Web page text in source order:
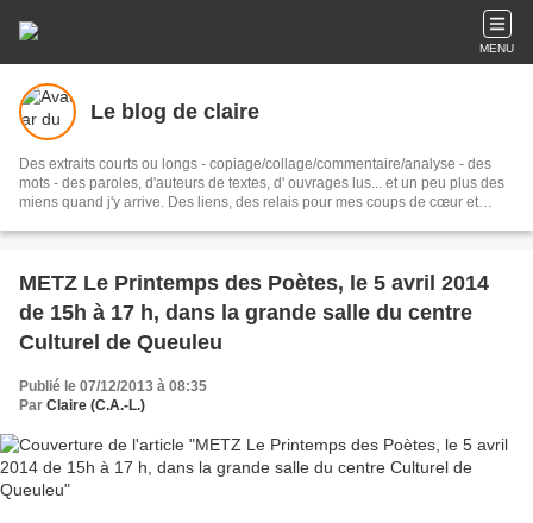
MENU
Le blog de claire
Des extraits courts ou longs - copiage/collage/commentaire/analyse - des
mots - des paroles, d'auteurs de textes, d' ouvrages lus... et un peu plus des
miens quand j'y arrive. Des liens, des relais pour mes coups de cœur et
METZ Le Printemps des Poètes, le 5 avril 2014
de 15h à 17 h, dans la grande salle du centre
Culturel de Queuleu
Publié le 07/12/2013 à 08:35
Par Claire (C.A.-L.)